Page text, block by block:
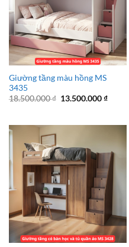
Giường tầng màu hồng MS
3435
18.500.000₫ Giá
13.500.000₫Giá